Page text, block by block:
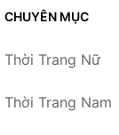
CHUYÊN MỤC
Thời Trang Nữ
Thời Trang Nam